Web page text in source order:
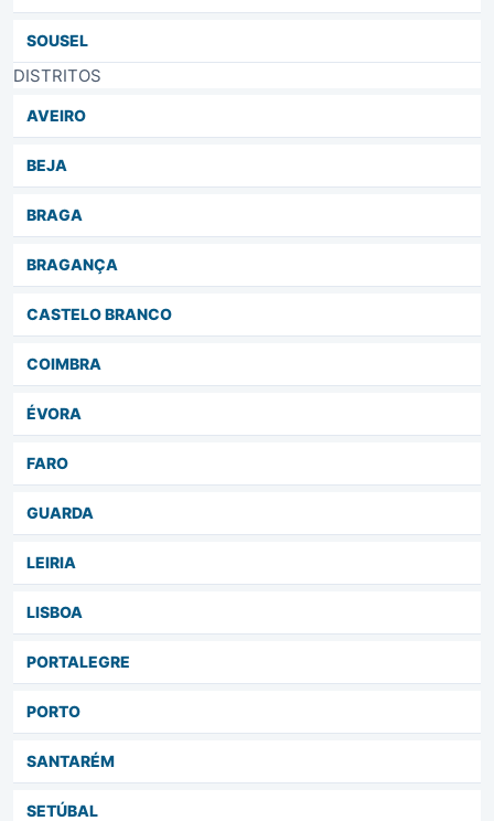
SOUSEL
DISTRITOS
AVEIRO
BEJA
BRAGA
BRAGANÇA
CASTELO BRANCO
COIMBRA
ÉVORA
FARO
GUARDA
LEIRIA
LISBOA
PORTALEGRE
PORTO
SANTARÉM
SETÚBAL